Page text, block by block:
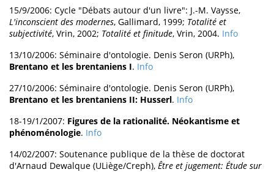
15/9/2006: Cycle "Débats autour d'un livre": J.-M. Vaysse,
L'inconscient des modernes, Gallimard, 1999; Totalité et
subjectivité, Vrin, 2002; Totalité et finitude, Vrin, 2004. Info
13/10/2006: Séminaire d'ontologie. Denis Seron (URPh),
Brentano et les brentaniens I. Info
27/10/2006: Séminaire d'ontologie. Denis Seron (URPh),
Brentano et les brentaniens II: Husserl. Info
18-19/1/2007: Figures de la rationalité. Néokantisme et
phénoménologie. Info
14/02/2007: Soutenance publique de la thèse de doctorat
d'Arnaud Dewalque (ULiège/Creph), Être et jugement: Étude sur